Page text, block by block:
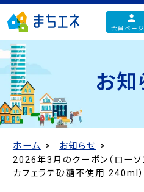
会員ページ
お知
ホーム
お知らせ
2026年3月のクーポン（ローソ
カフェラテ砂糖不使用 240ml）